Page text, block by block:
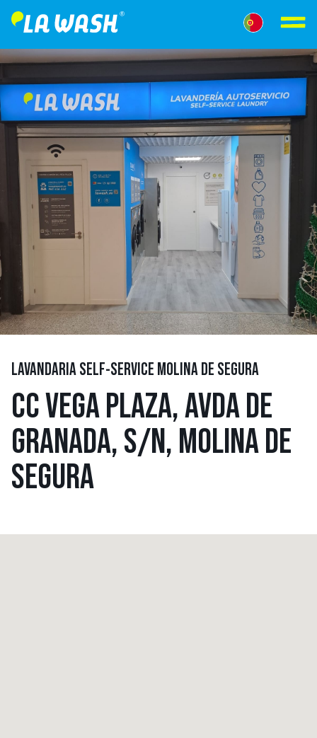
LAVANDARIA SELF-SERVICE MOLINA DE SEGURA
CC VEGA PLAZA, AVDA DE
GRANADA, S/N, MOLINA DE
SEGURA